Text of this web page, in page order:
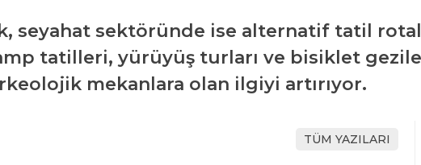
seyahat sektöründe ise alternatif tatil
tatilleri, yürüyüş turları ve bisiklet
mekanlara olan ilgiyi artırıyor.
TÜM YAZILARI